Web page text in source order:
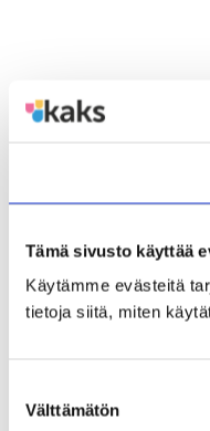
Tämä sivusto käyttää
Käytämme evästeitä
tietoja siitä, miten
valinta
Välttämätön